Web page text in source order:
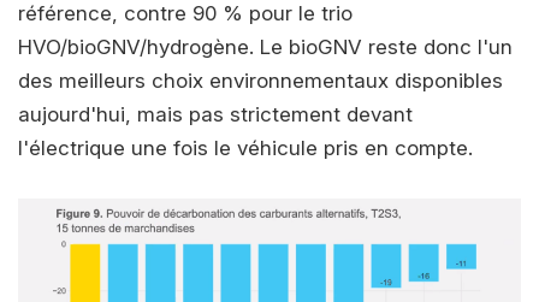
référence, contre 90 % pour le trio
HVO/bioGNV/hydrogène. Le bioGNV reste donc l'un
des meilleurs choix environnementaux disponibles
aujourd'hui, mais pas strictement devant
l'électrique une fois le véhicule pris en compte.